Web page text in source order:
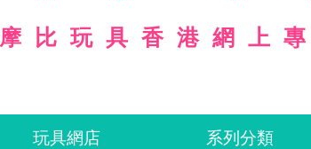
摩比玩具香港網上
玩具網店 系列分類